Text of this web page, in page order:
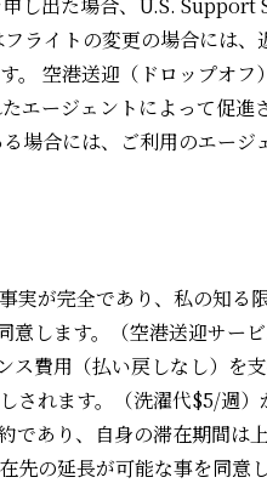
ライトの変更の場合には
空港送迎（ドロップオ
ージェントによって促進
場合には、ご利⽤のエー
が完全であり、私の知る
します。（空港送迎サー
費用（払い戻しなし）を支
れます。（洗濯代$5/週
あり、自身の滞在期間は
先の延長が可能な事を